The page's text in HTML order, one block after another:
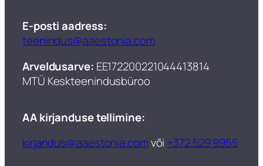
E-posti aadress:
teenindus@aaestonia.com
Arveldusarve: EE172200221044413814
MTÜ Keskteenindusbüroo​
AA kirjanduse tellimine:
kirjandus@aaestonia.comvõi +372 529 9955